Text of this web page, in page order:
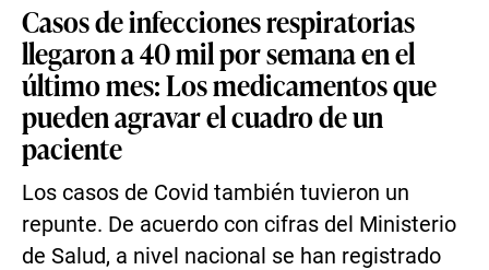
Casos de infecciones respiratorias
llegaron a 40 mil por semana en el
último mes: Los medicamentos que
pueden agravar el cuadro de un
paciente
Los casos de Covid también tuvieron un
repunte. De acuerdo con cifras del Ministerio
de Salud, a nivel nacional se han registrado